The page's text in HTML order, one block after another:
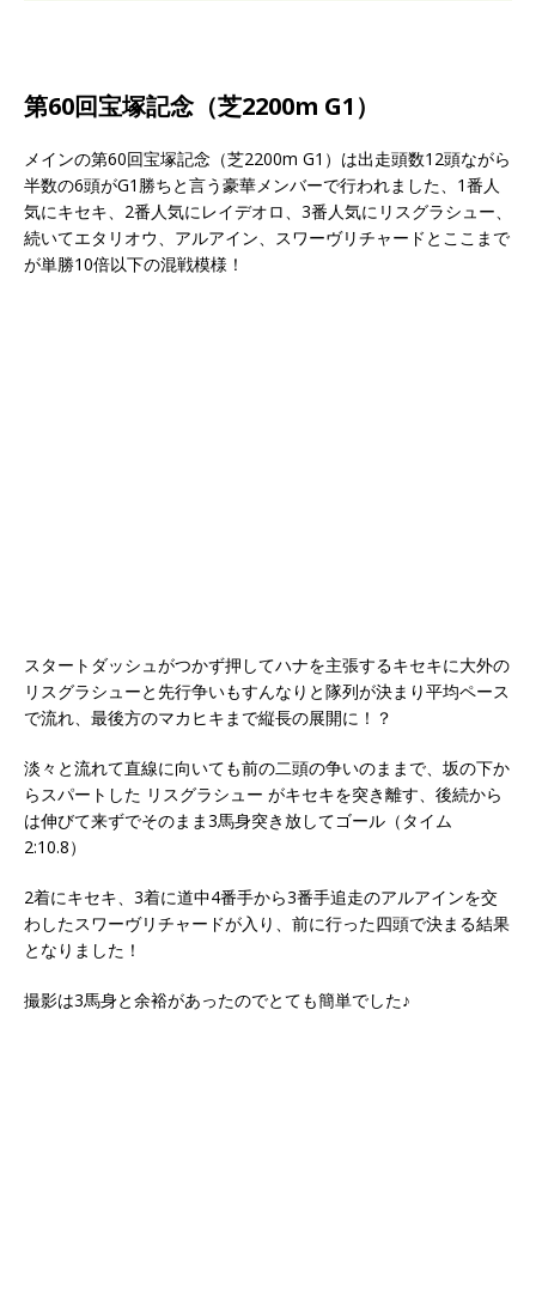
第60回宝塚記念（芝2200m G1）
メインの第60回宝塚記念（芝2200m G1）は出走頭数12頭ながら
半数の6頭がG1勝ちと言う豪華メンバーで行われました、1番人
気にキセキ、2番人気にレイデオロ、3番人気にリスグラシュー、
続いてエタリオウ、アルアイン、スワーヴリチャードとここまで
が単勝10倍以下の混戦模様！
スタートダッシュがつかず押してハナを主張するキセキに大外の
リスグラシューと先行争いもすんなりと隊列が決まり平均ペース
で流れ、最後方のマカヒキまで縦長の展開に！？
淡々と流れて直線に向いても前の二頭の争いのままで、坂の下か
らスパートした リスグラシュー がキセキを突き離す、後続から
は伸びて来ずでそのまま3馬身突き放してゴール（タイム
2:10.8）
2着にキセキ、3着に道中4番手から3番手追走のアルアインを交
わしたスワーヴリチャードが入り、前に行った四頭で決まる結果
となりました！
撮影は3馬身と余裕があったのでとても簡単でした♪